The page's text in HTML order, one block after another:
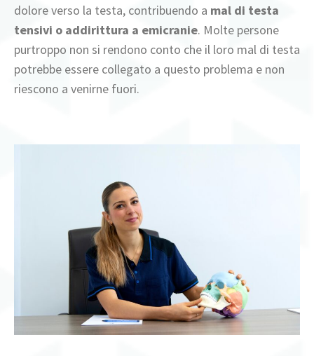
dolore verso la testa, contribuendo a mal di testa
tensivi o addirittura a emicranie. Molte persone
purtroppo non si rendono conto che il loro mal di testa
potrebbe essere collegato a questo problema e non
riescono a venirne fuori.